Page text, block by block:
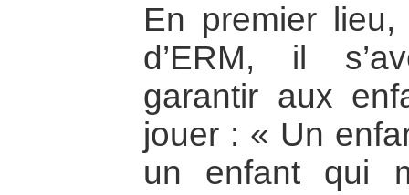
En premier
d’ERM, il
garantir aux
jouer : « Un
un enfant qui